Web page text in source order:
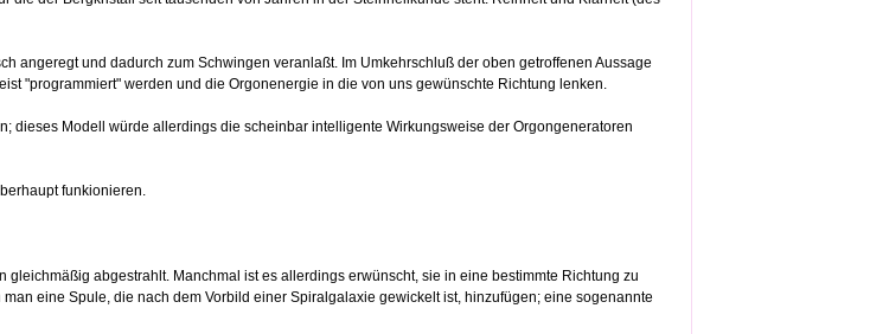
angeregt und dadurch zum Schwingen veranlaßt. Im Umkehrschluß der oben getroffenen Aussage
"programmiert" werden und die Orgonenergie in die von uns gewünschte Richtung lenken.
dieses Modell würde allerdings die scheinbar intelligente Wirkungsweise der Orgongeneratoren
funkionieren.
abgestrahlt. Manchmal ist es allerdings erwünscht, sie in eine bestimmte Richtung zu
eine Spule, die nach dem Vorbild einer Spiralgalaxie gewickelt ist, hinzufügen; eine sogenannte